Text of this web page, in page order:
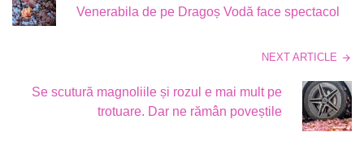
Venerabila de pe Dragoș Vodă face spectacol
NEXT ARTICLE
Se scutură magnoliile și rozul e mai mult pe
trotuare. Dar ne rămân poveștile